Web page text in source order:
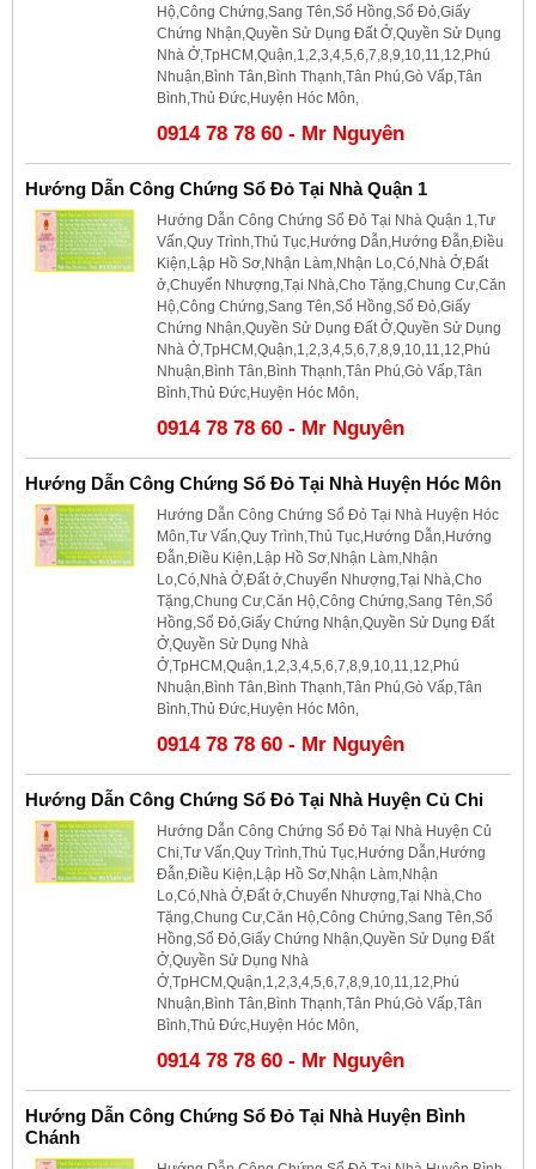
Hộ,Công Chứng,Sang Tên,Sổ Hồng,Sổ Đỏ,Giấy
Chứng Nhận,Quyền Sử Dụng Đất Ở,Quyền Sử Dụng
Nhà Ở,TpHCM,Quận,1,2,3,4,5,6,7,8,9,10,11,12,Phú
Nhuận,Bình Tân,Bình Thạnh,Tân Phú,Gò Vấp,Tân
Bình,Thủ Đức,Huyện Hóc Môn,
0914 78 78 60 - Mr Nguyên
Hướng Dẫn Công Chứng Sổ Đỏ Tại Nhà Quận 1
Hướng Dẫn Công Chứng Sổ Đỏ Tại Nhà Quận 1,Tư
Vấn,Quy Trình,Thủ Tục,Hướng Dẫn,Hướng Đẫn,Điều
Kiện,Lập Hồ Sơ,Nhận Làm,Nhận Lo,Có,Nhà Ở,Đất
ở,Chuyển Nhượng,Tại Nhà,Cho Tặng,Chung Cư,Căn
Hộ,Công Chứng,Sang Tên,Sổ Hồng,Sổ Đỏ,Giấy
Chứng Nhận,Quyền Sử Dụng Đất Ở,Quyền Sử Dụng
Nhà Ở,TpHCM,Quận,1,2,3,4,5,6,7,8,9,10,11,12,Phú
Nhuận,Bình Tân,Bình Thạnh,Tân Phú,Gò Vấp,Tân
Bình,Thủ Đức,Huyện Hóc Môn,
0914 78 78 60 - Mr Nguyên
Hướng Dẫn Công Chứng Sổ Đỏ Tại Nhà Huyện Hóc Môn
Hướng Dẫn Công Chứng Sổ Đỏ Tại Nhà Huyện Hóc
Môn,Tư Vấn,Quy Trình,Thủ Tục,Hướng Dẫn,Hướng
Đẫn,Điều Kiện,Lập Hồ Sơ,Nhận Làm,Nhận
Lo,Có,Nhà Ở,Đất ở,Chuyển Nhượng,Tại Nhà,Cho
Tặng,Chung Cư,Căn Hộ,Công Chứng,Sang Tên,Sổ
Hồng,Sổ Đỏ,Giấy Chứng Nhận,Quyền Sử Dụng Đất
Ở,Quyền Sử Dụng Nhà
Ở,TpHCM,Quận,1,2,3,4,5,6,7,8,9,10,11,12,Phú
Nhuận,Bình Tân,Bình Thạnh,Tân Phú,Gò Vấp,Tân
Bình,Thủ Đức,Huyện Hóc Môn,
0914 78 78 60 - Mr Nguyên
Hướng Dẫn Công Chứng Sổ Đỏ Tại Nhà Huyện Củ Chi
Hướng Dẫn Công Chứng Sổ Đỏ Tại Nhà Huyện Củ
Chi,Tư Vấn,Quy Trình,Thủ Tục,Hướng Dẫn,Hướng
Đẫn,Điều Kiện,Lập Hồ Sơ,Nhận Làm,Nhận
Lo,Có,Nhà Ở,Đất ở,Chuyển Nhượng,Tại Nhà,Cho
Tặng,Chung Cư,Căn Hộ,Công Chứng,Sang Tên,Sổ
Hồng,Sổ Đỏ,Giấy Chứng Nhận,Quyền Sử Dụng Đất
Ở,Quyền Sử Dụng Nhà
Ở,TpHCM,Quận,1,2,3,4,5,6,7,8,9,10,11,12,Phú
Nhuận,Bình Tân,Bình Thạnh,Tân Phú,Gò Vấp,Tân
Bình,Thủ Đức,Huyện Hóc Môn,
0914 78 78 60 - Mr Nguyên
Hướng Dẫn Công Chứng Sổ Đỏ Tại Nhà Huyện Bình
Chánh